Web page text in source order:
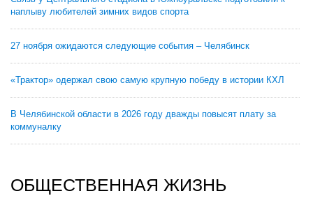
наплыву любителей зимних видов спорта
27 ноября ожидаются следующие события – Челябинск
«Трактор» одержал свою самую крупную победу в истории КХЛ
В Челябинской области в 2026 году дважды повысят плату за
коммуналку
ОБЩЕСТВЕННАЯ ЖИЗНЬ